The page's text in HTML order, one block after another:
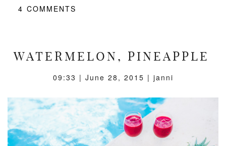
4 COMMENTS
WATERMELON, PINEAPPLE
09:33 | June 28, 2015 | janni